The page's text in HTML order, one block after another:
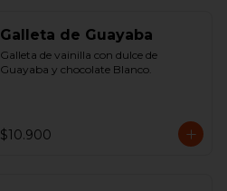
Galleta de Guayaba
Galleta de vainilla con dulce de
Guayaba y chocolate Blanco.
$10.900